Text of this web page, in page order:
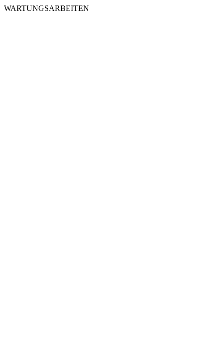
WARTUNGSARBEITEN